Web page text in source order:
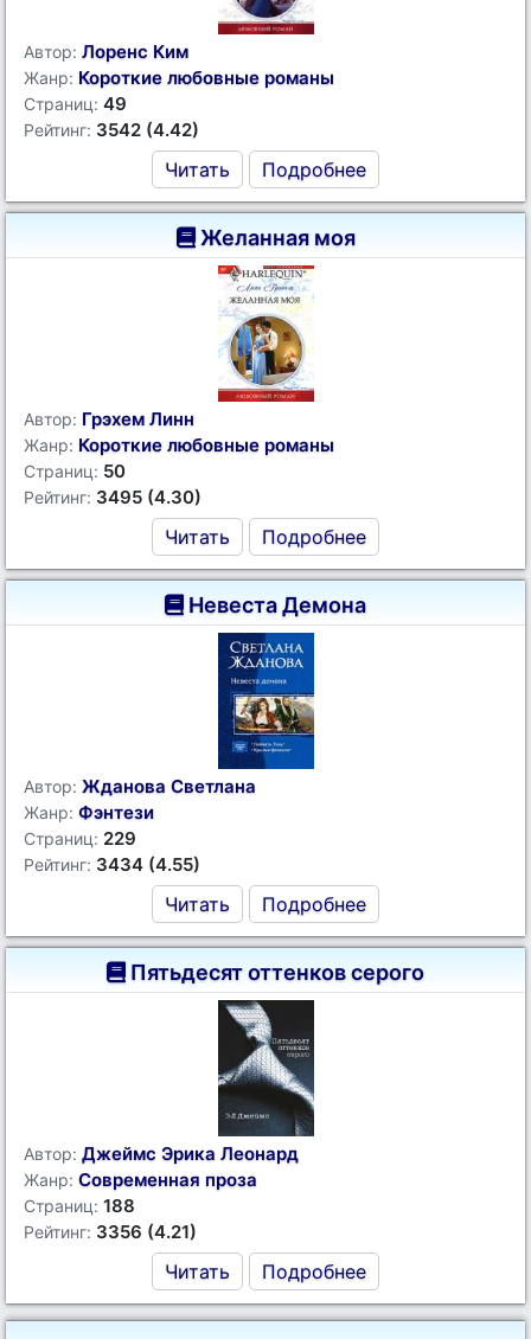
Автор: Лоренс Ким
Жанр: Короткие любовные романы
Страниц: 49
Рейтинг: 3542 (4.42)
Читать Подробнее
Желанная моя
Автор: Грэхем Линн
Жанр: Короткие любовные романы
Страниц: 50
Рейтинг: 3495 (4.30)
Читать Подробнее
Невеста Демона
Автор: Жданова Светлана
Жанр: Фэнтези
Страниц: 229
Рейтинг: 3434 (4.55)
Читать Подробнее
Пятьдесят оттенков серого
Автор: Джеймс Эрика Леонард
Жанр: Современная проза
Страниц: 188
Рейтинг: 3356 (4.21)
Читать Подробнее